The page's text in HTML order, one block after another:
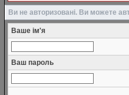
Ви не авторизовані. Ви можете
Ваше ім'я
Ваш пароль